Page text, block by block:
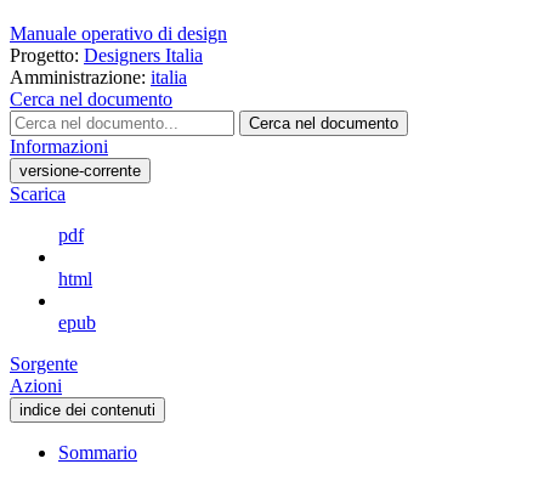
Manuale operativo di design
Progetto: Designers Italia
Amministrazione: italia
Cerca nel documento
Cerca nel documento
Informazioni
versione-corrente
Scarica
pdf
html
epub
Sorgente
Azioni
indice dei contenuti
Sommario